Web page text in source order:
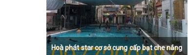
Hoà phát star cơ sở cung cấp bạt che nắng